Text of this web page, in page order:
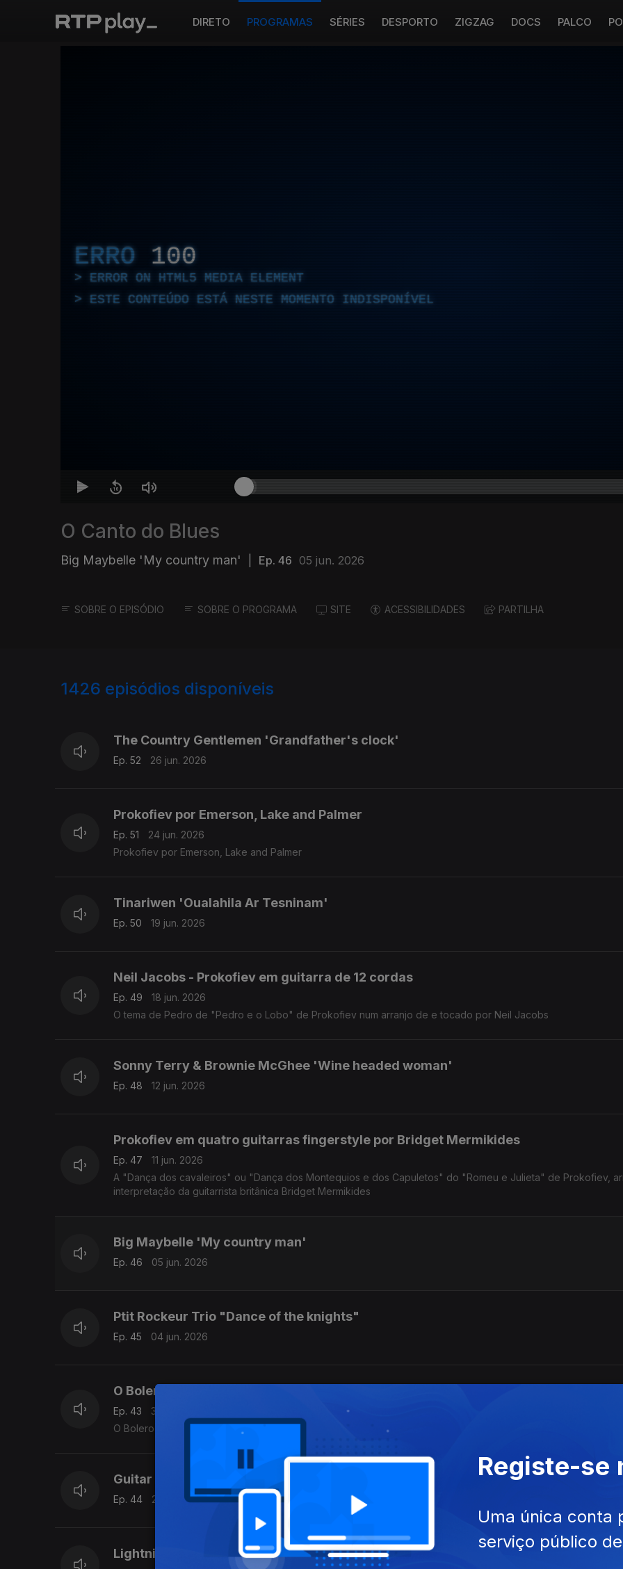
DIRETO PROGRAMAS SÉRIES DESPORTO ZIGZAG DOCS PALCO
ERRO 100
ERROR ON HTML5 MEDIA ELEMENT
ESTE CONTEÚDO ESTÁ NESTE MOMENTO INDISPONÍVEL
O Canto do Blues
Big Maybelle 'My country man' Ep. 46 05 jun. 2026
SOBRE O EPISÓDIO SOBRE O PROGRAMA SITE ACESSIBILIDADES PARTILHA
1426 episódios disponíveis
The Country Gentlemen 'Grandfather's clock'
Ep. 52 26 jun. 2026
Prokofiev por Emerson, Lake and Palmer
Ep. 51
24 jun. 2026
Prokofiev por Emerson, Lake and Palmer
Tinariwen 'Oualahila Ar Tesninam'
Ep. 50 19 jun. 2026
Neil Jacobs - Prokofiev em guitarra de 12 cordas
Ep. 49
18 jun. 2026
O tema de Pedro de "Pedro e o Lobo" de Prokofiev num arranjo de e tocado por Neil Jacobs
Sonny Terry & Brownie McGhee 'Wine headed woman'
Ep. 48 12 jun. 2026
Prokofiev em quatro guitarras fingerstyle por Bridget Mermikides
Ep. 47
11 jun. 2026
A "Dança dos cavaleiros" ou "Dança dos Montequios e dos Capuletos" do "Romeu e Julieta" de Prokofiev,
interpretação da guitarrista britânica Bridget Mermikides
Big Maybelle 'My country man'
Ep. 46 05 jun. 2026
Ptit Rockeur Trio "Dance of the knights"
Ep. 45 04 jun. 2026
O Bolero de Ravel e MIchael Fix
Ep. 43
30 mai. 2026
O Bolero de Ravel ao estilo fingerpicking por MIchael Fix
Guitar Shorty 'Get busy'
Ep. 44 29 mai. 2026
Lightnin' Hopkins 'Goin' back to Florida'
Registe-se
Uma única conta
serviço público